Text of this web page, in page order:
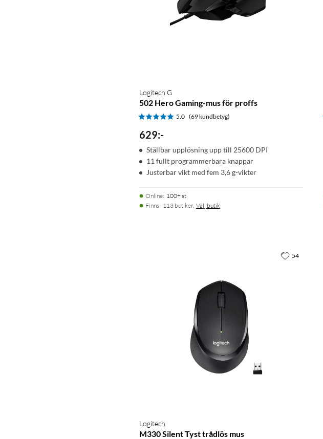
Logitech G
502 Hero Gaming-mus för proffs
5.0 (69 kundbetyg)
629:-
Ställbar upplösning upp till 25600 DPI
11 fullt programmerbara knappar
Justerbar vikt med fem 3,6 g-vikter
Online: 100+ st
Finns i 113 butiker. Välj butik
Logitech
M330 Silent Tyst trådlös mus
54